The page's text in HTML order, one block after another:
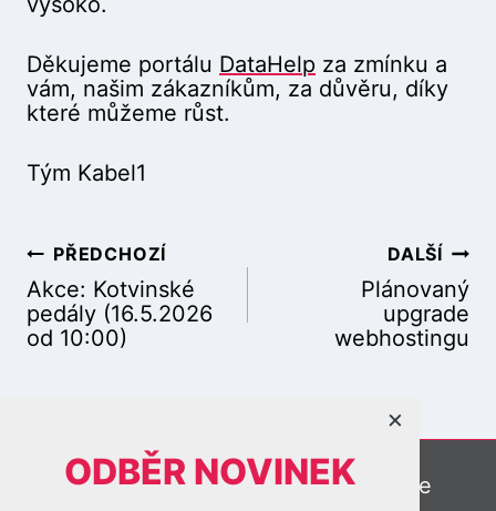
Děkujeme portálu DataHelp za zmínku a
vám, našim zákazníkům, za důvěru, díky
které můžeme růst.
Tým Kabel1
NPŘEDCHOZÍ
Akce: Kotvinské
pedály (16.5.2026
od 10:00)
DALŠÍ
Plánovaný
upgrade
webhostingu
Online kamery
Meteostanice
ODBĚR NOVINEK
×